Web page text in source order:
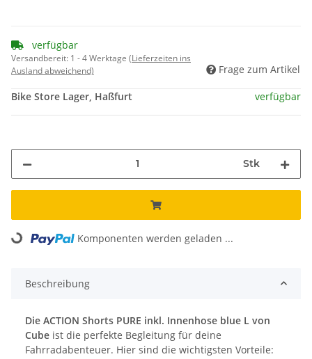
verfügbar
Versandbereit: 1 - 4 Werktage (Lieferzeiten ins
Ausland abweichend)
Frage zum Artikel
Bike Store Lager, Haßfurt verfügbar
Stk
Loading... Komponenten werden geladen ...
Beschreibung
Die ACTION Shorts PURE inkl. Innenhose blue L von
Cube ist die perfekte Begleitung für deine
Fahrradabenteuer. Hier sind die wichtigsten Vorteile: